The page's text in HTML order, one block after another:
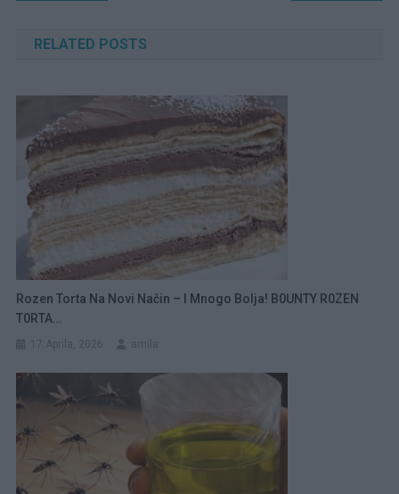
RELATED POSTS
Rozen Torta Na Novi Način – I Mnogo Bolja! B0UNTY R0ZEN
T0RTA…